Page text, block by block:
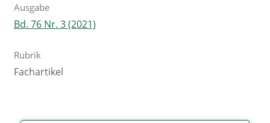
Ausgabe
Bd. 76 Nr. 3 (2021)
Rubrik
Fachartikel